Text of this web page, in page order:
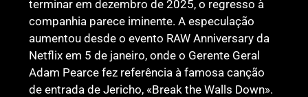
terminar em dezembro de 2025, o regresso à
companhia parece iminente. A especulação
aumentou desde o evento RAW Anniversary da
Netflix em 5 de janeiro, onde o Gerente Geral
Adam Pearce fez referência à famosa canção
de entrada de Jericho, «Break the Walls Down».